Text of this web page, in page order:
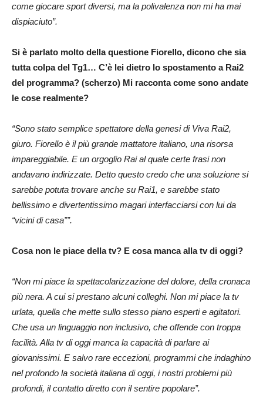
come giocare sport diversi, ma la polivalenza non mi ha mai
dispiaciuto”.
Si è parlato molto della questione Fiorello, dicono che sia
tutta colpa del Tg1… C’è lei dietro lo spostamento a Rai2
del programma? (scherzo) Mi racconta come sono andate
le cose realmente?
“Sono stato semplice spettatore della genesi di Viva Rai2,
giuro. Fiorello è il più grande mattatore italiano, una risorsa
impareggiabile. E un orgoglio Rai al quale certe frasi non
andavano indirizzate. Detto questo credo che una soluzione si
sarebbe potuta trovare anche su Rai1, e sarebbe stato
bellissimo e divertentissimo magari interfacciarsi con lui da
“vicini di casa””.
Cosa non le piace della tv? E cosa manca alla tv di oggi?
“Non mi piace la spettacolarizzazione del dolore, della cronaca
più nera. A cui si prestano alcuni colleghi. Non mi piace la tv
urlata, quella che mette sullo stesso piano esperti e agitatori.
Che usa un linguaggio non inclusivo, che offende con troppa
facilità. Alla tv di oggi manca la capacità di parlare ai
giovanissimi. E salvo rare eccezioni, programmi che indaghino
nel profondo la società italiana di oggi, i nostri problemi più
profondi, il contatto diretto con il sentire popolare”.